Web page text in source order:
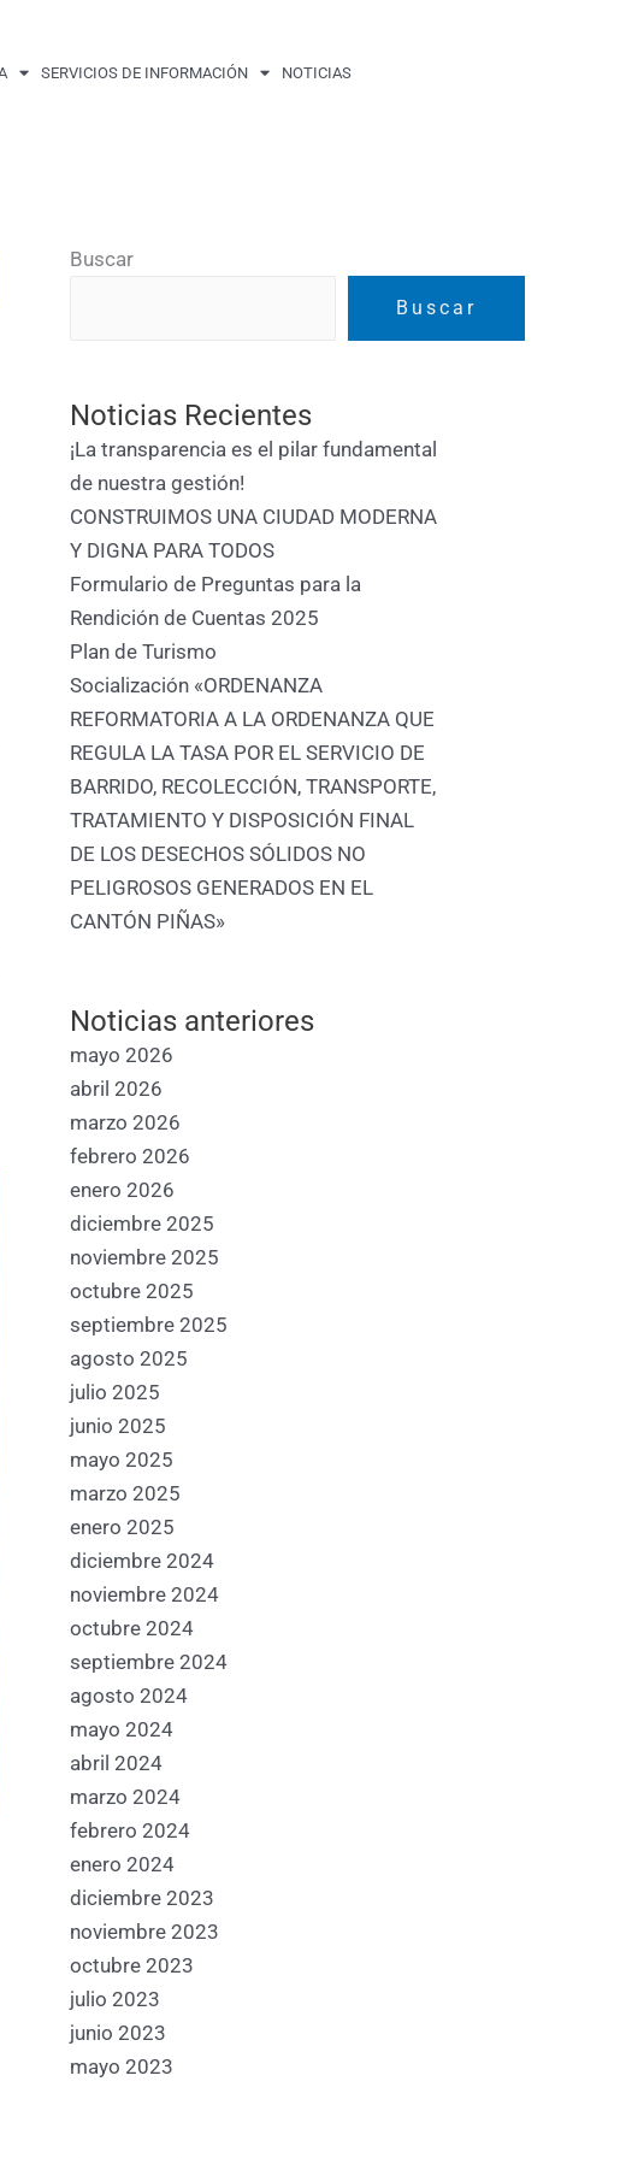
SERVICIOS DE INFORMACIÓN NOTICIAS
Siguiente
Buscar
Buscar
Noticias Recientes
¡La transparencia es el pilar fundamental
de nuestra gestión!
CONSTRUIMOS UNA CIUDAD MODERNA
Y DIGNA PARA TODOS
Formulario de Preguntas para la
Rendición de Cuentas 2025
Plan de Turismo
Socialización «ORDENANZA
REFORMATORIA A LA ORDENANZA QUE
REGULA LA TASA POR EL SERVICIO DE
BARRIDO, RECOLECCIÓN, TRANSPORTE,
TRATAMIENTO Y DISPOSICIÓN FINAL
DE LOS DESECHOS SÓLIDOS NO
PELIGROSOS GENERADOS EN EL
CANTÓN PIÑAS»
Noticias anteriores
mayo 2026
abril 2026
marzo 2026
febrero 2026
enero 2026
diciembre 2025
noviembre 2025
octubre 2025
septiembre 2025
agosto 2025
julio 2025
junio 2025
mayo 2025
marzo 2025
enero 2025
diciembre 2024
noviembre 2024
octubre 2024
septiembre 2024
agosto 2024
mayo 2024
abril 2024
marzo 2024
febrero 2024
enero 2024
diciembre 2023
noviembre 2023
octubre 2023
julio 2023
junio 2023
mayo 2023